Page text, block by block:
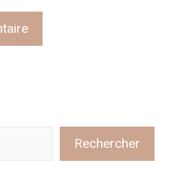
Rechercher